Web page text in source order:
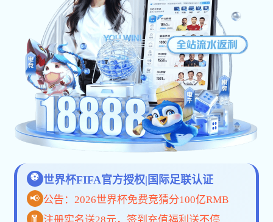
招生首页 信息公告 专业设置
当前位置:首页>> 招生就业 >> 招生信息网 >> 信息公告
天啦噜啦2025年
天啦噜啦:
来源：招生就业处 2025年06月12日 作者：